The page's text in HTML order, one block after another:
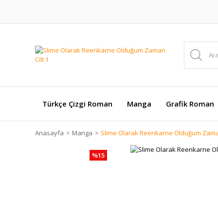
Türkçe Çizgi Roman Manga Grafik Roman
Anasayfa Manga Slime Olarak Reenkarne Olduğum
%15